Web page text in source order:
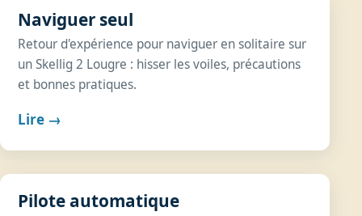
Naviguer seul
Retour d'expérience pour naviguer en solitaire sur
un Skellig 2 Lougre : hisser les voiles, précautions
et bonnes pratiques.
Lire →
Pilote automatique